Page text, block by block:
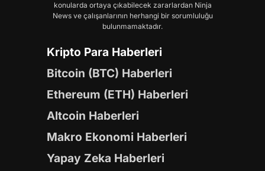
konularda ortaya çıkabilecek zararlardan Ninja
News ve çalışanlarının herhangi bir sorumluluğu
bulunmamaktadır.
Kripto Para Haberleri
Bitcoin (BTC) Haberleri
Ethereum (ETH) Haberleri
Altcoin Haberleri
Makro Ekonomi Haberleri
Yapay Zeka Haberleri